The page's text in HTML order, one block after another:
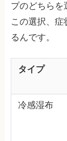
プのどちらを
この選択、
るんです。
タイプ
冷感湿布